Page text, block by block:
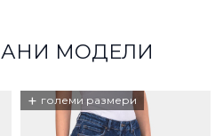
МОДЕЛИ
+ големи размери